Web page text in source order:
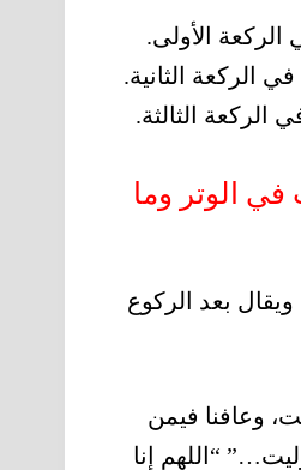
الركعة الأولى.
في الركعة الثانية.
الركعة الثالثة.
الوتر وما
بعد الركوع
وعافنا فيمن
“اللهم إنا